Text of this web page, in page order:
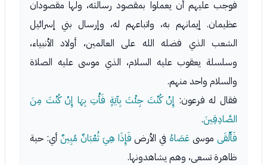
فوجب عليهم أن يعملوا بمقصود رسالته، ولها مقصودان
عظيمان. إيمانهم به، واتباعهم له، وإرسال بني إسرائيل
الشعب الذي فضله الله على العالمين، أولاد الأنبياء،
وسلسلة يعقوب عليه السلام، الذي موسى عليه الصلاة
والسلام واحد منهم.
فقال له فرعون: إِنْ كُنْتَ جِئْتَ بِآيَةٍ فَأْتِ بِهَا إِنْ كُنْتَ مِنَ
الصَّادِقِينَ.
فَأَلْقَىموسى عَصَاهُفي الأرض فَإِذَا هِيَ ثُعْبَانٌ مُبِينٌ أي: حية
ظاهرة تسعى، وهم يشاهدونها.